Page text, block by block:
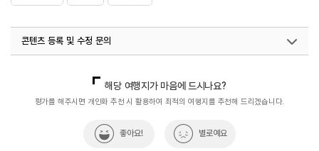
콘텐츠 등록 및 수정 문의
해당 여행지가 마음에 드시나요?
평가를 해주시면 개인화 추천 시 활용하여 최적의 여행지를 추천해 드리겠습니다.
좋아요! 별로예요